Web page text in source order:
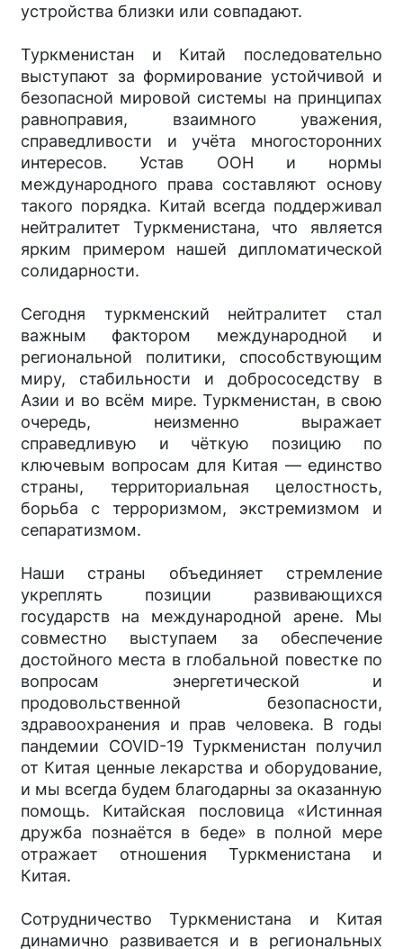
устройства близки или совпадают.
Туркменистан и Китай последовательно
выступают за формирование устойчивой и
безопасной мировой системы на принципах
равноправия, взаимного уважения,
справедливости и учёта многосторонних
интересов. Устав ООН и нормы
международного права составляют основу
такого порядка. Китай всегда поддерживал
нейтралитет Туркменистана, что является
ярким примером нашей дипломатической
солидарности.
Сегодня туркменский нейтралитет стал
важным фактором международной и
региональной политики, способствующим
миру, стабильности и добрососедству в
Азии и во всём мире. Туркменистан, в свою
очередь, неизменно выражает
справедливую и чёткую позицию по
ключевым вопросам для Китая — единство
страны, территориальная целостность,
борьба с терроризмом, экстремизмом и
сепаратизмом.
Наши страны объединяет стремление
укреплять позиции развивающихся
государств на международной арене. Мы
совместно выступаем за обеспечение
достойного места в глобальной повестке по
вопросам энергетической и
продовольственной безопасности,
здравоохранения и прав человека. В годы
пандемии COVID-19 Туркменистан получил
от Китая ценные лекарства и оборудование,
и мы всегда будем благодарны за оказанную
помощь. Китайская пословица «Истинная
дружба познаётся в беде» в полной мере
отражает отношения Туркменистана и
Китая.
Сотрудничество Туркменистана и Китая
динамично развивается и в региональных